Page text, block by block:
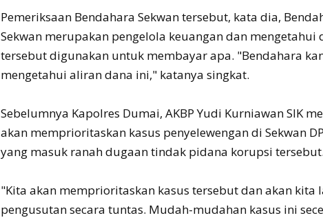
Pemeriksaan Bendahara Sekwan tersebut, kata dia,
Sekwan merupakan pengelola keuangan dan mengetahui
tersebut digunakan untuk membayar apa. "Bendahara
mengetahui aliran dana ini," katanya singkat.
Sebelumnya Kapolres Dumai, AKBP Yudi Kurniawan SIK
akan memprioritaskan kasus penyelewengan di Sekwan
yang masuk ranah dugaan tindak pidana korupsi tersebut.
"Kita akan memprioritaskan kasus tersebut dan akan kita
pengusutan secara tuntas. Mudah-mudahan kasus ini